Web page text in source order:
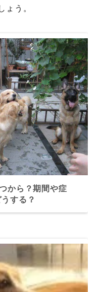
う。
から？期間や症
する？